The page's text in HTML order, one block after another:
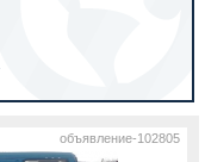
объявление-102805